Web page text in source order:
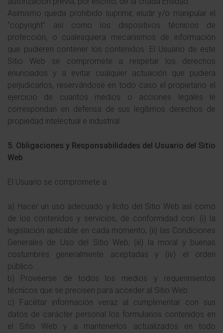
Asimismo queda prohibido suprimir, eludir y/o manipular el
"copyright" así como los dispositivos técnicos de
protección, o cualesquiera mecanismos de información
que pudieren contener los contenidos. El Usuario de este
Sitio Web se compromete a respetar los derechos
enunciados y a evitar cualquier actuación que pudiera
perjudicarlos, reservándose en todo caso el propietario el
ejercicio de cuantos medios o acciones legales le
correspondan en defensa de sus legítimos derechos de
propiedad intelectual e industrial.
5. Obligaciones y Responsabilidades del Usuario del Sitio
Web
El Usuario se compromete a:
a) Hacer un uso adecuado y lícito del Sitio Web así como
de los contenidos y servicios, de conformidad con: (i) la
legislación aplicable en cada momento; (ii) las Condiciones
Generales de Uso del Sitio Web; (iii) la moral y buenas
costumbres generalmente aceptadas y (iv) el orden
público.
b) Proveerse de todos los medios y requerimientos
técnicos que se precisen para acceder al Sitio Web.
c) Facilitar información veraz al cumplimentar con sus
datos de carácter personal los formularios contenidos en
el Sitio Web y a mantenerlos actualizados en todo